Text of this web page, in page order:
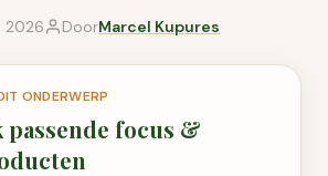
2026 DoorMarcel Kupures
ONDERWERP
focus &